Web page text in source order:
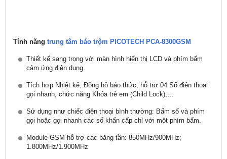
Tính năng trung tâm báo trộm PICOTECH PCA-8300GSM
Thiết kế sang trọng với màn hình hiển thị LCD và phím bấm
cảm ứng điện dung.
Tích hợp Nhiệt kế, Đồng hồ báo thức, hỗ trợ 04 Số điện thoại
gọi nhanh, chức năng Khóa trẻ em (Child Lock),…
Sử dụng như chiếc điện thoại bình thường: Bấm số và phím
gọi hoặc gọi nhanh các số khẩn cấp chỉ với một phím bấm.
Module GSM hỗ trợ các băng tần: 850MHz/900MHz;
1.800MHz/1.900MHz